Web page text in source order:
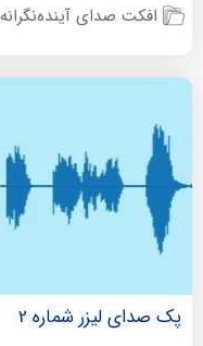
افکت صدای آینده‌نگرانه
پک صدای لیزر شماره 2